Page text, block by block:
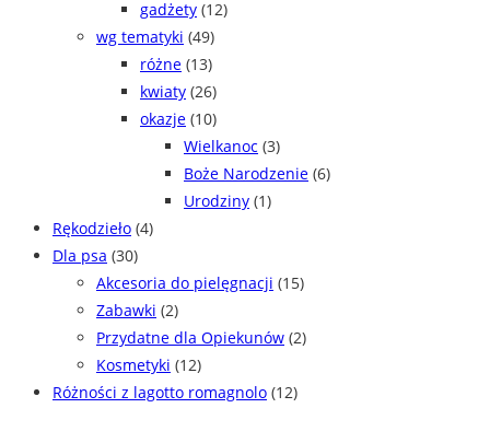
gadżety (12)
wg tematyki (49)
różne (13)
kwiaty (26)
okazje (10)
Wielkanoc (3)
Boże Narodzenie (6)
Urodziny (1)
Rękodzieło (4)
Dla psa (30)
Akcesoria do pielęgnacji (15)
Zabawki (2)
Przydatne dla Opiekunów (2)
Kosmetyki (12)
Różności z lagotto romagnolo (12)